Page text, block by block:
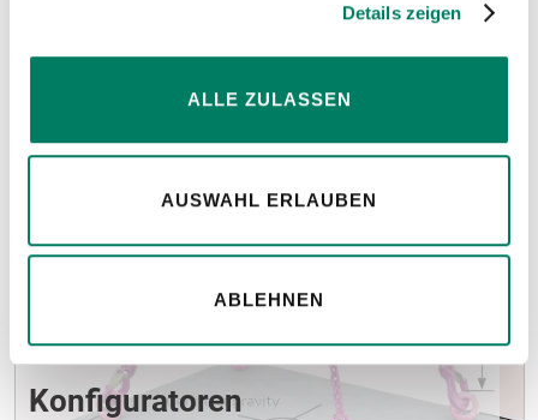
Details zeigen
ALLE ZULASSEN
AUSWAHL ERLAUBEN
ABLEHNEN
Konfiguratoren